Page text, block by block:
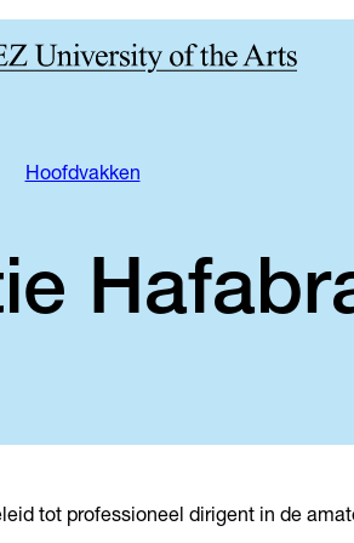
Hoofdvakken
tot professioneel dirigent in de